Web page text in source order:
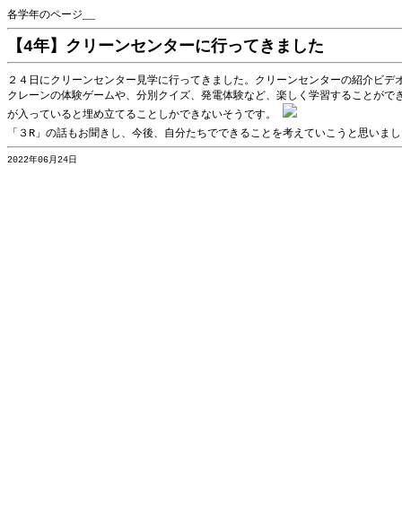
各学年のページ__
【4年】クリーンセンターに行ってきました
２４日にクリーンセンター見学に行ってきました。クリーンセンターの紹介ビ
クレーンの体験ゲームや、分別クイズ、発電体験など、楽しく学習することが
が入っていると埋め立てることしかできないそうです。
「３R」の話もお聞きし、今後、自分たちでできることを考えていこうと思いま
2022年06月24日